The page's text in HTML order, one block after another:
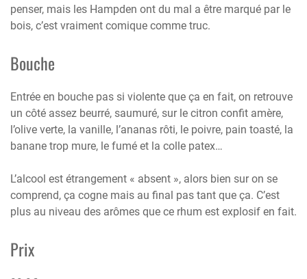
penser, mais les Hampden ont du mal a être marqué par le
bois, c’est vraiment comique comme truc.
Bouche
Entrée en bouche pas si violente que ça en fait, on retrouve
un côté assez beurré, saumuré, sur le citron confit amère,
l’olive verte, la vanille, l’ananas rôti, le poivre, pain toasté, la
banane trop mure, le fumé et la colle patex…
L’alcool est étrangement « absent », alors bien sur on se
comprend, ça cogne mais au final pas tant que ça. C’est
plus au niveau des arômes que ce rhum est explosif en fait.
Prix